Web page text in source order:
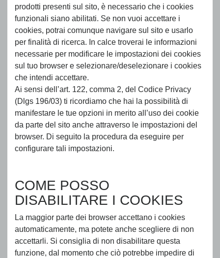
prodotti presenti sul sito, è necessario che i cookies
funzionali siano abilitati. Se non vuoi accettare i
cookies, potrai comunque navigare sul sito e usarlo
per finalità di ricerca. In calce troverai le informazioni
necessarie per modificare le impostazioni dei cookies
sul tuo browser e selezionare/deselezionare i cookies
che intendi accettare.
Ai sensi dell’art. 122, comma 2, del Codice Privacy
(Dlgs 196/03) ti ricordiamo che hai la possibilità di
manifestare le tue opzioni in merito all’uso dei cookie
da parte del sito anche attraverso le impostazioni del
browser. Di seguito la procedura da eseguire per
configurare tali impostazioni.
COME POSSO
DISABILITARE I COOKIES
La maggior parte dei browser accettano i cookies
automaticamente, ma potete anche scegliere di non
accettarli. Si consiglia di non disabilitare questa
funzione, dal momento che ciò potrebbe impedire di